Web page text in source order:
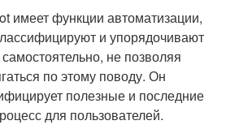
имеет функции автоматизации,
и упорядочивают
не позволяя
по этому поводу. Он
полезные и последние
для пользователей.